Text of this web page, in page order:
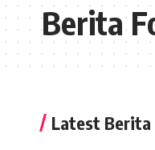
Berita
Latest Berita